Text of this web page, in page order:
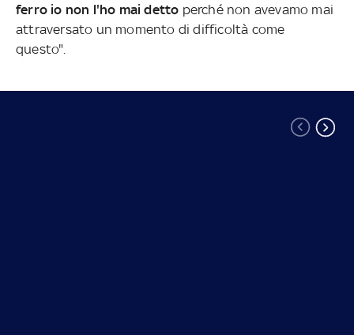
ferro io non l'ho mai detto perché non avevamo mai
attraversato un momento di difficoltà come
questo".